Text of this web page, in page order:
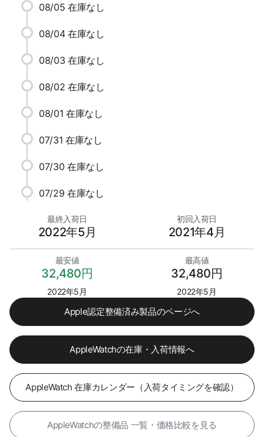
08/05 在庫なし
08/04 在庫なし
08/03 在庫なし
08/02 在庫なし
08/01 在庫なし
07/31 在庫なし
07/30 在庫なし
07/29 在庫なし
最終入荷日
2022年5月
初回入荷日
2021年4月
最安値
32,480円
2022年5月
最高値
32,480円
2022年5月
Apple認定整備済み製品のページへ
AppleWatchの在庫・入荷情報へ
AppleWatch 在庫カレンダー（入荷タイミングを確認）
AppleWatchの整備品 一覧・価格比較を見る